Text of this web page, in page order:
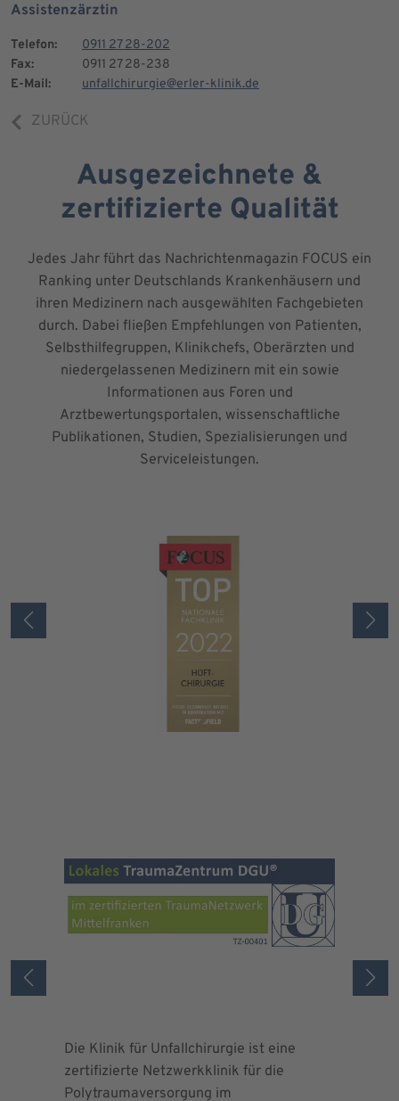
Assistenzärztin
Telefon:
0911 27 28-202
Fax:
0911 27 28-238
E-Mail:
unfallchirurgie@erler-klinik.de
ZURÜCK
Ausgezeichnete &
zertifizierte Qualität
Jedes Jahr führt das Nachrichtenmagazin FOCUS ein
Ranking unter Deutschlands Krankenhäusern und
ihren Medizinern nach ausgewählten Fachgebieten
durch. Dabei fließen Empfehlungen von Patienten,
Selbsthilfegruppen, Klinikchefs, Oberärzten und
niedergelassenen Medizinern mit ein sowie
Informationen aus Foren und
Arztbewertungsportalen, wissenschaftliche
Publikationen, Studien, Spezialisierungen und
Serviceleistungen.
Die Klinik für Unfallchirurgie ist eine
zertifizierte Netzwerkklinik für die
Polytraumaversorgung im